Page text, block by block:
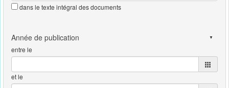
dans le texte intégral des documents
entre le
et le